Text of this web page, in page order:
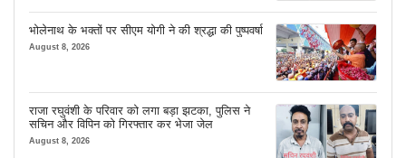
भोलेनाथ के भक्तों पर सीएम योगी ने की श्रद्धा की पुष्पवर्षा
August 8, 2026
राजा रघुवंशी के परिवार को लगा बड़ा झटका, पुलिस ने
सचिन और विपिन को गिरफ्तार कर भेजा जेल
August 8, 2026